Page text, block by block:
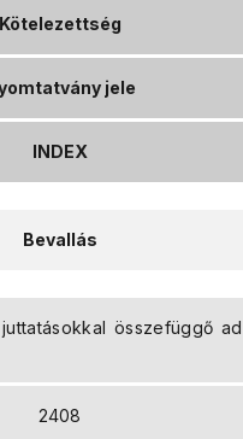
Kötelezettség
jele
INDEX
Bevallás
összefüggő
2408